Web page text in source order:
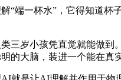
“端一杯水”，它得知道杯
三岁小孩凭直觉就能做到
的大脑，装进一个能在真